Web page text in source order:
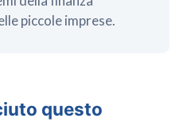
piccole imprese.
questo